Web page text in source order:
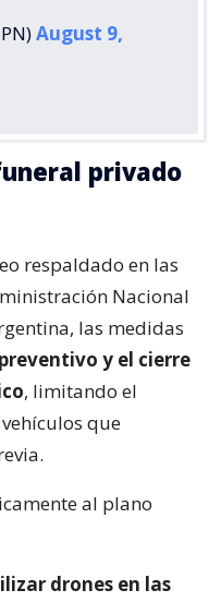
August 9,
privado
respaldado en las
Nacional
las medidas
y el cierre
, limitando el
que
al plano
drones en las